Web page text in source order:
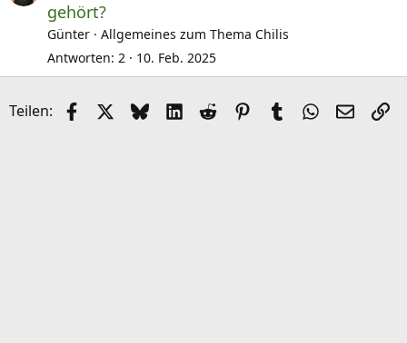
gehört?
Günter
Allgemeines zum Thema Chilis
Antworten 2 10. Feb. 2025
Teilen: FacebookX (Twitter)
BlueskyLinkedIn
Reddit Pinterest
Tumblr WhatsApp
E-Mail